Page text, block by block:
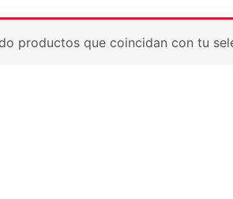
productos que coincidan con tu